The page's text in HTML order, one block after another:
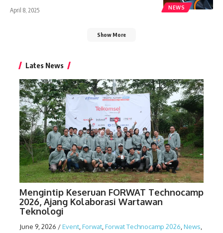
NEWS
April 8, 2025
Show More
Lates News
Mengintip Keseruan FORWAT Technocamp
2026, Ajang Kolaborasi Wartawan
Teknologi
June 9, 2026 /Event Forwat Forwat Technocamp 2026 News